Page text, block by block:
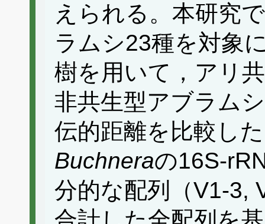
えられる。本研究
ラムシ23種を対象
樹を用いて，アリ
非共生型アブラム
伝的距離を比較し
Buchneraの16S-
分的な配列（V1-3,